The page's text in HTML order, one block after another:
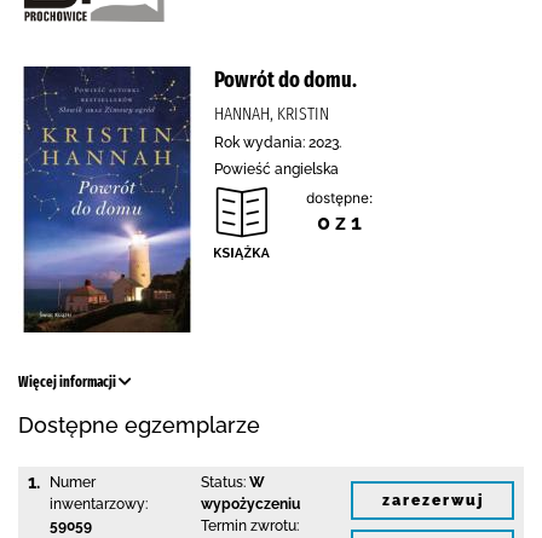
Powrót do domu.
HANNAH, KRISTIN
Rok wydania: 2023.
Powieść angielska
dostępne:
0 z 1
Więcej informacji
Dostępne egzemplarze
1.
Numer
inwentarzowy:
59059
Status: W
wypożyczeniu
Termin zwrotu:
zarezerwuj